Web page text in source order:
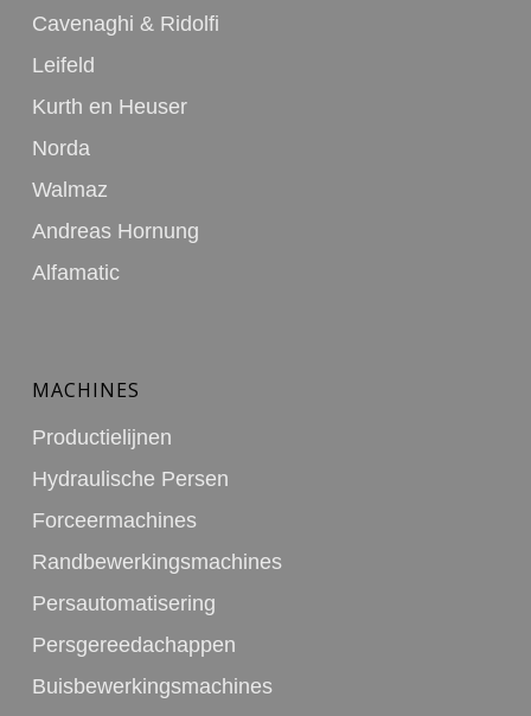
Cavenaghi & Ridolfi
Leifeld
Kurth en Heuser
Norda
Walmaz
Andreas Hornung
Alfamatic
MACHINES
Productielijnen
Hydraulische Persen
Forceermachines
Randbewerkingsmachines
Persautomatisering
Persgereedachappen
Buisbewerkingsmachines